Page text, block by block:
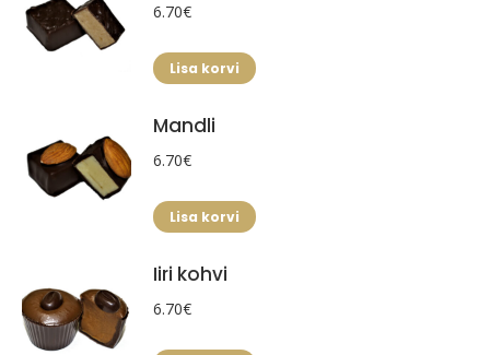
6.70€
Lisa korvi
Mandli
6.70€
Lisa korvi
Iiri kohvi
6.70€